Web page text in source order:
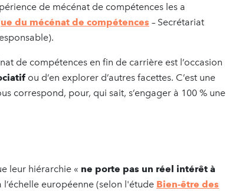
de mécénat de compétences les a
du mécénat de compétences – Secrétariat
de compétences en fin de carrière est l’occasion
ou d’en explorer d’autres facettes. C’est une
correspond, pour, qui sait, s’engager à 100 % une
leur hiérarchie « ne porte pas un réel intérêt à
européenne (selon l'étude Bien-être des